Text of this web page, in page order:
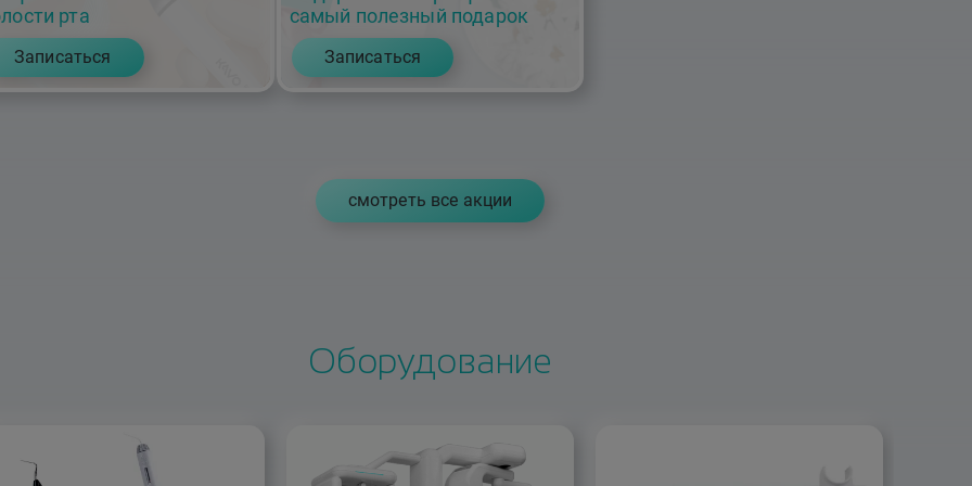
рта
Записаться
самый полезный подарок
Записаться
cмотреть все акции
Оборудование